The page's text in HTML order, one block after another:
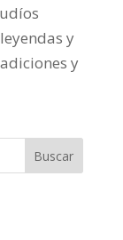
y
y
Buscar